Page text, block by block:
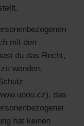
mit den
du das Recht,
wenden,
das
hat keinen